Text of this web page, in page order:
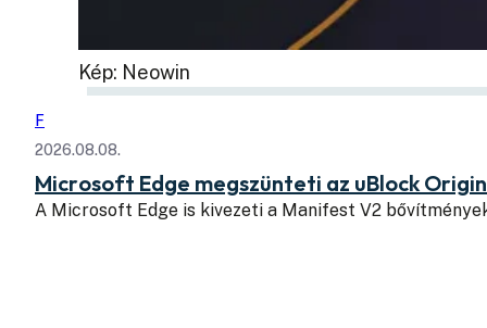
Kép: Neowin
F
2026.08.08.
Microsoft Edge megszünteti az uBlock
A Microsoft Edge is kivezeti a Manifest V2